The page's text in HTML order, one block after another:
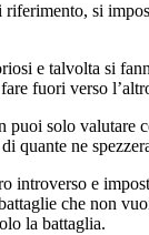
si
e talvolta si
fuori verso
solo valutare
quante ne
introverso e
che non
la battaglia.